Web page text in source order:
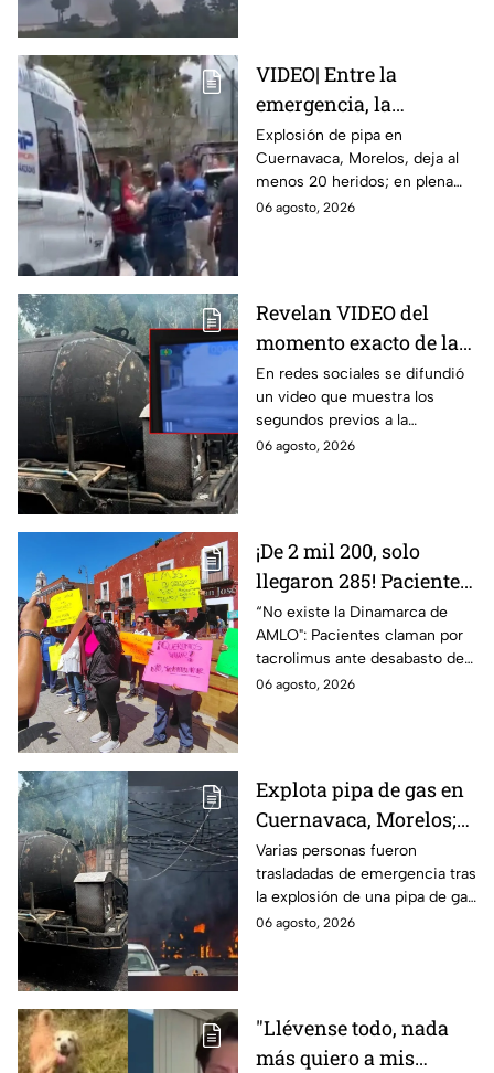
VIDEO| Entre la
emergencia, la
desesperación y el
llanto de un niño;
adultos desatan pelea
tras explosión de pipa
Explosión de pipa en
Cuernavaca, Morelos, deja al
menos 20 heridos; en plena
emergencia, dos hombres
06 agosto, 2026
Revelan VIDEO del
momento exacto de la
explosión de pipa de
gas en Cuernavaca,
Morelos
En redes sociales se difundió
un video que muestra los
segundos previos a la
explosión de una pipa de gas
06 agosto, 2026
¡De 2 mil 200, solo
llegaron 285! Pacientes
claman por
medicamentos ante
desabasto en IMSS
Puebla
“No existe la Dinamarca de
AMLO": Pacientes claman por
tacrolimus ante desabasto de
medicamentos en hospital del
06 agosto, 2026
Explota pipa de gas en
Cuernavaca, Morelos;
se reportan más de 20
personas con
quemaduras
Varias personas fueron
trasladadas de emergencia tras
la explosión de una pipa de gas
cerca de la colonia Las
06 agosto, 2026
"Llévense todo, nada
más quiero a mis